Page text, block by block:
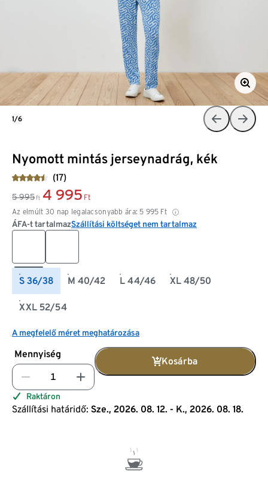
Nyomott mintás jerseynadrág, kék
(17)
5 995 Ft 4 995 Ft
Az elmúlt 30 nap legalacsonyabb ára: 5 995 Ft
ÁFA-t tartalmazSzállítási költséget nem tartalmaz
S 36/38 M 40/42 L 44/46 XL 48/50
XXL 52/54
A megfelelő méret meghatározása
Mennyiség
Kosárba
Raktáron
Szállítási határidő: Sze., 2026. 08. 12. - K., 2026. 08. 18.
1/6